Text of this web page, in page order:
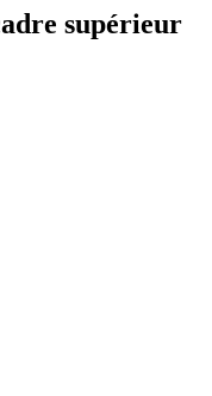
supérieur